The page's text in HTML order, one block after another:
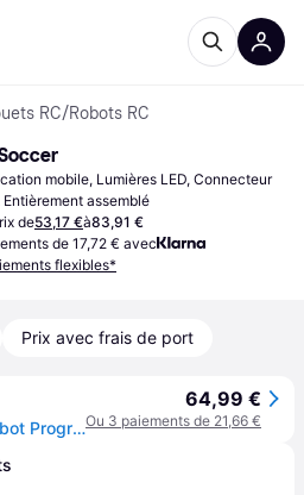
RC/Robots RC
mobile, Lumières LED, Connecteur
assemblé
de53,17 €à83,91 €
de 17,72 € avec
flexibles*
Prix avec frais de port
Sphero Mini Soccer Robot Programmable
64,99 €
Ou 3 paiements de 21,66 €